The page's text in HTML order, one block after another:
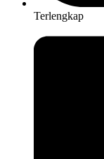
Terlengkap